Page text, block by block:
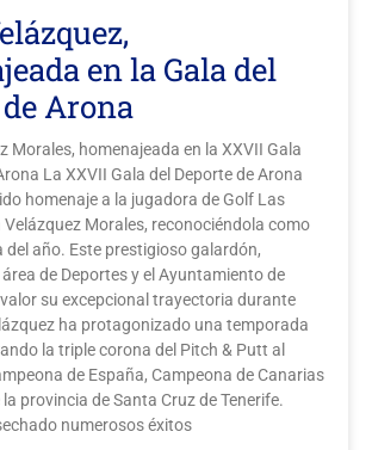
en la Gala del
Arona
Morales, homenajeada en la XXVII Gala
La XXVII Gala del Deporte de Arona
homenaje a la jugadora de Golf Las
Morales, reconociéndola como
del año. Este prestigioso galardón,
de Deportes y el Ayuntamiento de
su excepcional trayectoria durante
ha protagonizado una temporada
la triple corona del Pitch & Putt al
de España, Campeona de Canarias
provincia de Santa Cruz de Tenerife.
numerosos éxitos